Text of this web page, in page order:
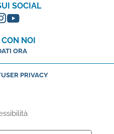
SOCIAL
NOI
ORA
USER PRIVACY